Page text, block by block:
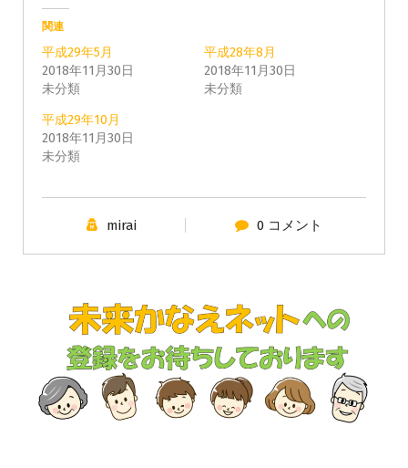
関連
平成29年5月
2018年11月30日
未分類
平成28年8月
2018年11月30日
未分類
平成29年10月
2018年11月30日
未分類
mirai 0 コメント